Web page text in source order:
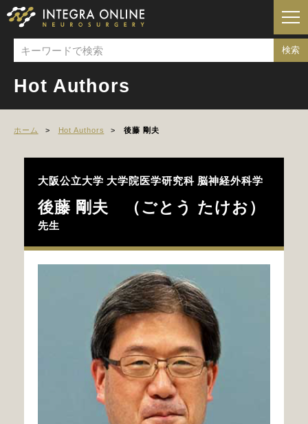
Hot Authors
ホーム Hot Authors 後藤 剛夫
大阪公立大学 大学院医学研究科脳神経外科学
後藤 剛夫 （ごとう たけお）
先生